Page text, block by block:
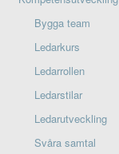
Bygga team
Ledarkurs
Ledarrollen
Ledarstilar
Ledarutveckling
Svåra samtal